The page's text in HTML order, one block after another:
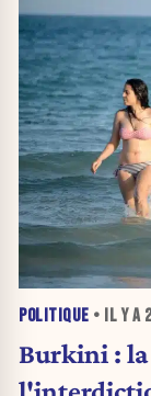
POLITIQUE • IL Y A
Burkini : la